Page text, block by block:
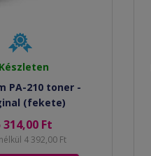
Készleten
PA-210 toner -
(fekete)
314,00 Ft
4 392,00 Ft